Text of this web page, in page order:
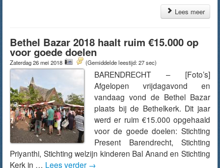
Lees meer
Bethel Bazar 2018 haalt ruim €15.000 op
voor goede doelen
Zaterdag 26 mei 2018 (Gemiddelde leestijd: 27 sec)
BARENDRECHT – [Foto’s]
Afgelopen vrijdagavond en
vandaag vond de Bethel Bazar
plaats bij de Bethelkerk. Dit jaar
werd er ruim €15.000 opgehaald
voor de goede doelen: Stichting
Present Barendrecht, Stichting
Priyanthi, Stichting welzijn kinderen Bal Anand en Stichting
Kerk in … Lees verder →